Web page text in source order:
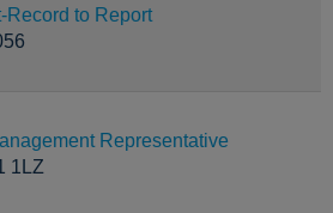
Record to Report
Representative
1LZ